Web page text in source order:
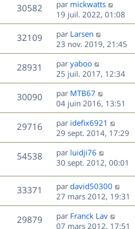
e
s
n
i
e
r
m
e
s
s
a
g
e
30582V
u
D
e
r
n
i
e
r
m
e
s
s
a
g
e
par mickwatts
19 juil. 2022, 01:08
32109V
u
s
D
e
r
n
i
e
r
m
e
s
s
a
g
e
par Larsen
23 nov. 2019, 21:45
28931
u
D
e
r
n
i
e
r
m
e
s
s
a
g
e
par yaboo
25 juil. 2017, 12:34
30090V
u
e
s
D
e
r
n
i
e
r
m
e
s
s
a
g
e
par MTB67
04 juin 2016, 13:51
29716V
u
e
D
e
r
n
i
e
r
m
e
s
s
par idefix6921
29 sept. 2014, 17:29
54538V
u
D
e
n
i
e
r
m
par luidji76
30 sept. 2012, 00:01
33371
u
D
e
r
n
i
par david50300
27 mars 2012, 19:31
29879V
D
e
par Franck Lav
07 mars 2012, 17:51